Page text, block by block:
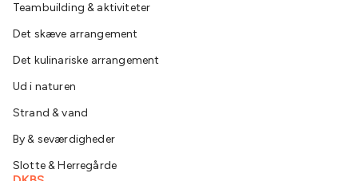
Teambuilding & aktiviteter
Det skæve arrangement
Det kulinariske arrangement
Ud i naturen
Strand & vand
By & seværdigheder
Slotte & Herregårde